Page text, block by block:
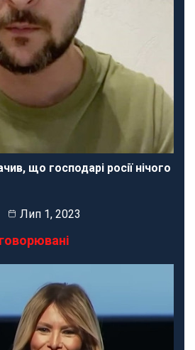
що господарі росії нічого
Лип 1, 2023